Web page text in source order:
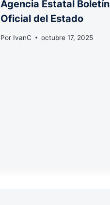
Agencia Estatal Boletín
Oficial del Estado
Por IvanC octubre 17, 2025